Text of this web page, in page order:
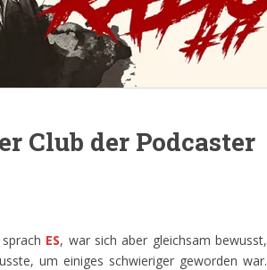
Club der Podcaster
ES, war sich aber gleichsam bewusst,
um einiges schwieriger geworden war.